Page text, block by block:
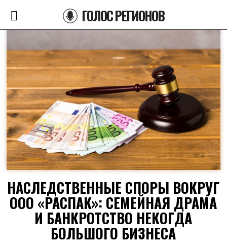
ГОЛОС РЕГИОНОВ
НАСЛЕДСТВЕННЫЕ СПОРЫ ВОКРУГ
ООО «РАСПАК»: СЕМЕЙНАЯ ДРАМА
И БАНКРОТСТВО НЕКОГДА
БОЛЬШОГО БИЗНЕСА